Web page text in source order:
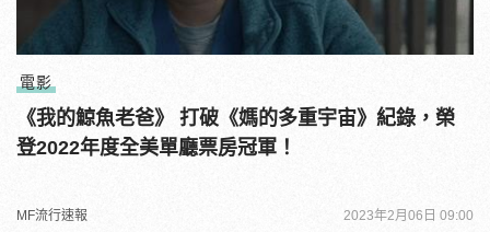
電影
《我的鯨魚老爸》 打破《媽的多重宇宙》紀錄，榮
登2022年度全美單廳票房冠軍！
MF流行速報 2023年2月06日 09:00